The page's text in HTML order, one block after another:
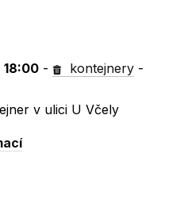
18:00 - kontejnery -
v ulici U Včely